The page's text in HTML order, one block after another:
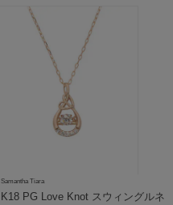
Samantha Tiara
K18 PG Love Knot スウィングルネ